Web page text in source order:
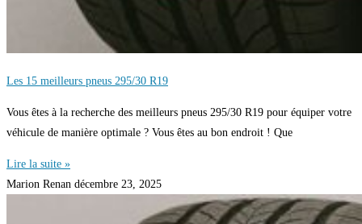
Les 15 meilleurs pneus 295/30 R19
Vous êtes à la recherche des meilleurs pneus 295/30 R19 pour équiper votre
véhicule de manière optimale ? Vous êtes au bon endroit ! Que
Lire la suite »
Marion Renan décembre 23, 2025